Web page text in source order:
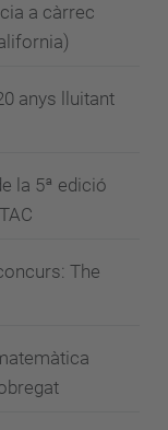
a càrrec
anys lluitant
la 5ª edició
The